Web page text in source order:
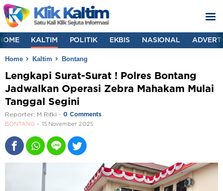
KALTIM POLITIK EKBIS NASIONAL
Home Kaltim Bontang
Lengkapi Surat-Surat ! Polres Bontang
Jadwalkan Operasi Zebra Mahakam Mulai
Tanggal Segini
Reporter: M Rifki - 0 Comments
BONTANG 15 November 2025